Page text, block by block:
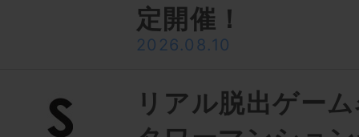
定開催！
2026.08.10
リアル脱出ゲー